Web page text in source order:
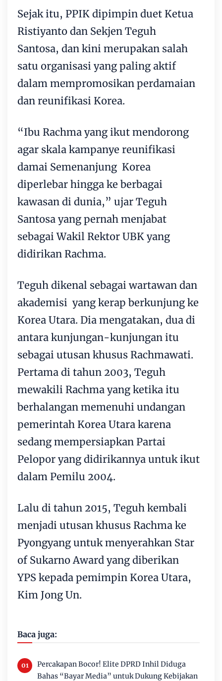
Sejak itu, PPIK dipimpin duet Ketua
Ristiyanto dan Sekjen Teguh
Santosa, dan kini merupakan salah
satu organisasi yang paling aktif
dalam mempromosikan perdamaian
dan reunifikasi Korea.
“Ibu Rachma yang ikut mendorong
agar skala kampanye reunifikasi
damai Semenanjung Korea
diperlebar hingga ke berbagai
kawasan di dunia,” ujar Teguh
Santosa yang pernah menjabat
sebagai Wakil Rektor UBK yang
didirikan Rachma.
Teguh dikenal sebagai wartawan dan
akademisi yang kerap berkunjung ke
Korea Utara. Dia mengatakan, dua di
antara kunjungan-kunjungan itu
sebagai utusan khusus Rachmawati.
Pertama di tahun 2003, Teguh
mewakili Rachma yang ketika itu
berhalangan memenuhi undangan
pemerintah Korea Utara karena
sedang mempersiapkan Partai
Pelopor yang didirikannya untuk ikut
dalam Pemilu 2004.
Lalu di tahun 2015, Teguh kembali
menjadi utusan khusus Rachma ke
Pyongyang untuk menyerahkan Star
of Sukarno Award yang diberikan
YPS kepada pemimpin Korea Utara,
Kim Jong Un.
Baca juga:
Percakapan Bocor! Elite DPRD Inhil Diduga
Bahas “Bayar Media” untuk Dukung Kebijakan